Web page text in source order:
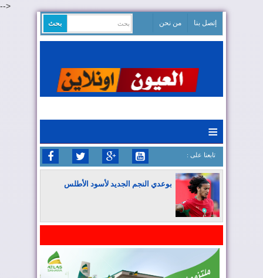
-->
إتصل بنا من نحن
≡
: تابعنا على
بوعدي النجم الجديد لأسود الأطلس